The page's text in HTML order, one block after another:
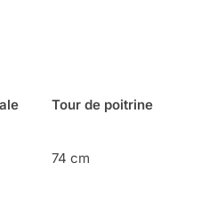
Tour de poitrine
74 cm